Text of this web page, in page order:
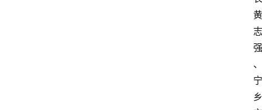
黄
志
强
、
宁
乡